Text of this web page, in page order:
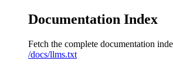
Documentation Index
Fetch the complete documentation
/docs/llms.txt